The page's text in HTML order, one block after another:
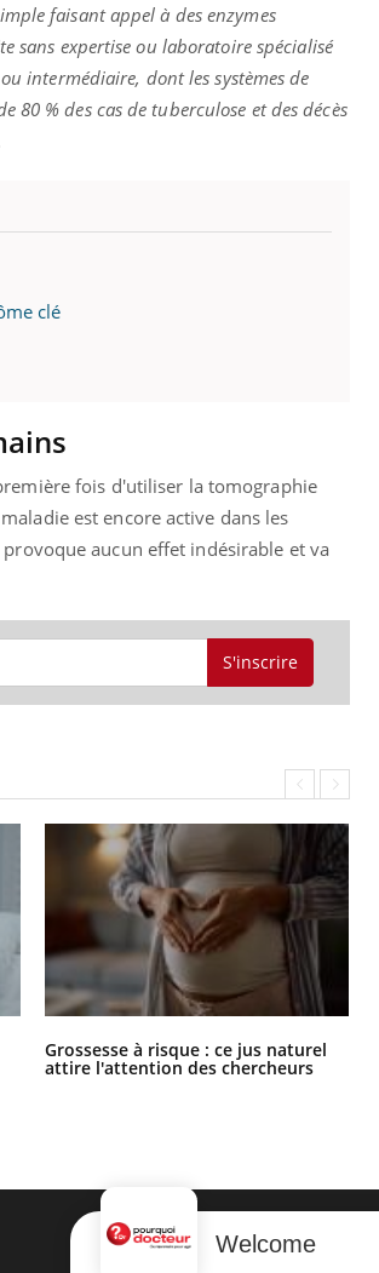
faisant appel à des enzymes
sans expertise ou laboratoire spécialisé
intermédiaire, dont les systèmes de
% des cas de tuberculose et des décès
clé
fois d'utiliser la tomographie
est encore active dans les
aucun effet indésirable et va
S'inscrire
Grossesse à risque : ce jus naturel
attire l'attention des chercheurs
NEWSLETTER
Welcome